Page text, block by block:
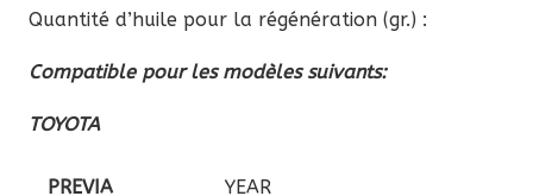
Quantité d’huile pour la régénération (gr.) :
Compatible pour les modèles suivants:
TOYOTA
PREVIA
YEAR